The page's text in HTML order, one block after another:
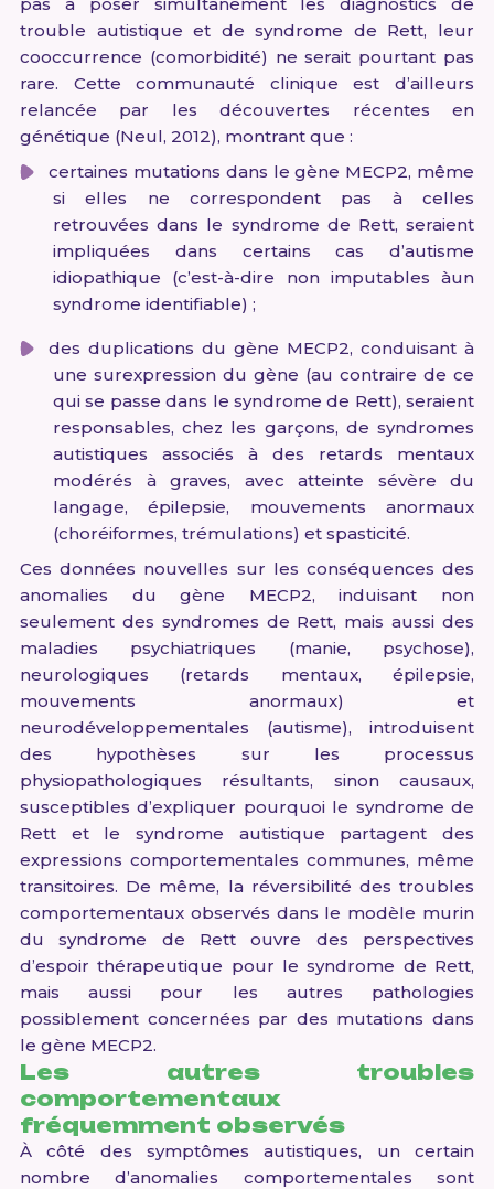
trouble autistique et de syndrome de Rett, leur
cooccurrence (comorbidité) ne serait pourtant pas
rare. Cette communauté clinique est d’ailleurs
relancée par les découvertes récentes en
génétique (Neul, 2012), montrant que :
certaines mutations dans le gène MECP2, même
si elles ne correspondent pas à celles
retrouvées dans le syndrome de Rett, seraient
impliquées dans certains cas d’autisme
idiopathique (c’est-à-dire non imputables àun
syndrome identifiable) ;
des duplications du gène MECP2, conduisant à
une surexpression du gène (au contraire de ce
qui se passe dans le syndrome de Rett), seraient
responsables, chez les garçons, de syndromes
autistiques associés à des retards mentaux
modérés à graves, avec atteinte sévère du
langage, épilepsie, mouvements anormaux
(choréiformes, trémulations) et spasticité.
Ces données nouvelles sur les conséquences des
anomalies du gène MECP2, induisant non
seulement des syndromes de Rett, mais aussi des
maladies psychiatriques (manie, psychose),
neurologiques (retards mentaux, épilepsie,
mouvements anormaux) et
neurodéveloppementales (autisme), introduisent
des hypothèses sur les processus
physiopathologiques résultants, sinon causaux,
susceptibles d’expliquer pourquoi le syndrome de
Rett et le syndrome autistique partagent des
expressions comportementales communes, même
transitoires. De même, la réversibilité des troubles
comportementaux observés dans le modèle murin
du syndrome de Rett ouvre des perspectives
d’espoir thérapeutique pour le syndrome de Rett,
mais aussi pour les autres pathologies
possiblement concernées par des mutations dans
le gène MECP2.
Les autres troubles
comportementaux
fréquemment observés
À côté des symptômes autistiques, un certain
nombre d’anomalies comportementales sont